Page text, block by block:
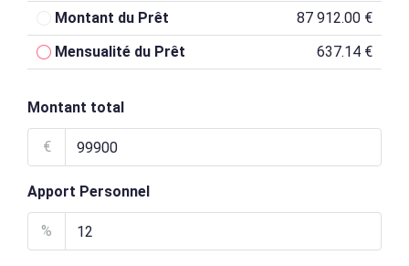
Montant du Prêt
87 912.00 €
Mensualité du Prêt
637.14 €
Montant total
€
Apport Personnel
%